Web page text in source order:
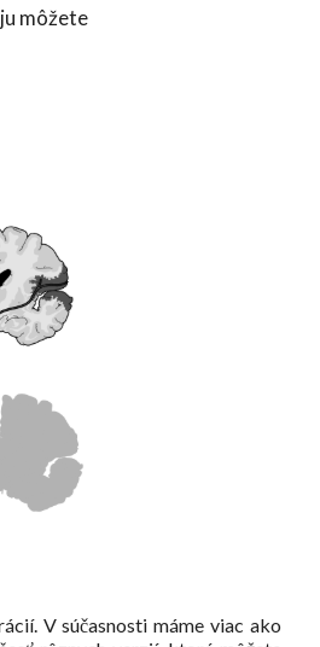
môžete
V súčasnosti máme viac ako